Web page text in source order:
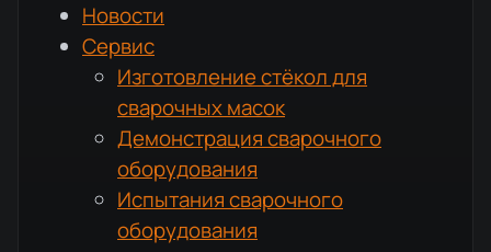
Новости
Сервис
Изготовление стёкол для
сварочных масок
Демонстрация сварочного
оборудования
Испытания сварочного
оборудования